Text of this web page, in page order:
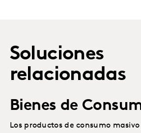
Soluciones
relacionadas
Bienes de
Los productos de consumo